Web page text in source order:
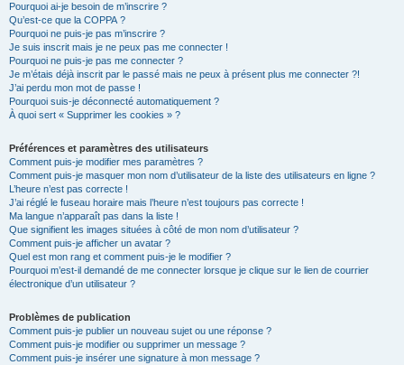
Pourquoi ai-je besoin de m’inscrire ?
Qu’est-ce que la COPPA ?
Pourquoi ne puis-je pas m’inscrire ?
Je suis inscrit mais je ne peux pas me connecter !
Pourquoi ne puis-je pas me connecter ?
Je m’étais déjà inscrit par le passé mais ne peux à présent plus me connecter ?!
J’ai perdu mon mot de passe !
Pourquoi suis-je déconnecté automatiquement ?
À quoi sert « Supprimer les cookies » ?
Préférences et paramètres des utilisateurs
Comment puis-je modifier mes paramètres ?
Comment puis-je masquer mon nom d’utilisateur de la liste des utilisateurs en ligne ?
L’heure n’est pas correcte !
J’ai réglé le fuseau horaire mais l’heure n’est toujours pas correcte !
Ma langue n’apparaît pas dans la liste !
Que signifient les images situées à côté de mon nom d’utilisateur ?
Comment puis-je afficher un avatar ?
Quel est mon rang et comment puis-je le modifier ?
Pourquoi m’est-il demandé de me connecter lorsque je clique sur le lien de courrier
électronique d’un utilisateur ?
Problèmes de publication
Comment puis-je publier un nouveau sujet ou une réponse ?
Comment puis-je modifier ou supprimer un message ?
Comment puis-je insérer une signature à mon message ?